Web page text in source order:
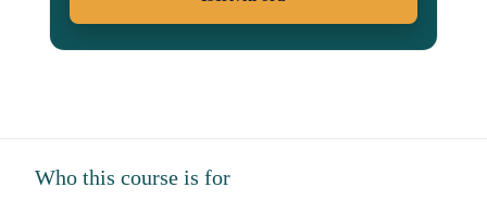
Who this course is for